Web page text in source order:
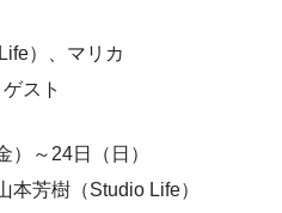
）、マリカ
スト
～24日（日）
芳樹（Studio Life）